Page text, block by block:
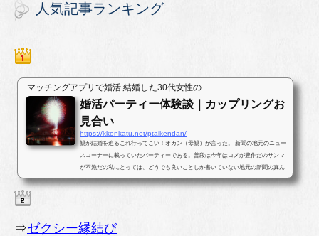
人気記事ランキング
マッチングアプリで婚活,結婚した30代女性の...
婚活パーティー体験談｜カップリングお
見合い
https://kkonkatu.net/ptaikendan/
親が結婚を迫るこれ行ってこい！オカン（母親）が言った。 新聞の地元のニュー
スコーナーに載っていたパーティーである。普段は今年はコメが豊作だのサンマ
が不漁だの私にとっては、どうでも良いことしか書いていない地元の新聞の真ん
中ほどのページに婚活パー...
⇒ゼクシー縁結び